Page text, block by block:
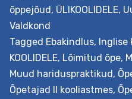
õppejõud, ÜLIKOOLIDELE,
Valdkond
Tagged Ebakindlus, Inglise
KOOLIDELE, Lõimitud õpe,
Muud hariduspraktikud,
Õpetajad II kooliastmes,